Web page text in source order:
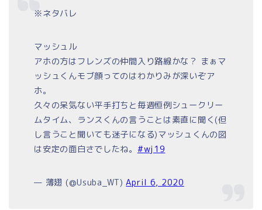
※ネタバレ
マッシュル
アホの方はフレンズの仲間入り路線かな？ まぁマ
ッシュくんモブ顔ってのはわかりみが深いぞア
ホ。
久々の呆気ない平手打ちと毎週恒例シュークリー
ムタイム、ランスくんの言うことは素直に聞く(但
し言うこと聞いても迷子になる)マッシュくんの図
は安定の面白さでしたね。 #wj19
— 薄翅 (@Usuba_WT)April 6, 2020